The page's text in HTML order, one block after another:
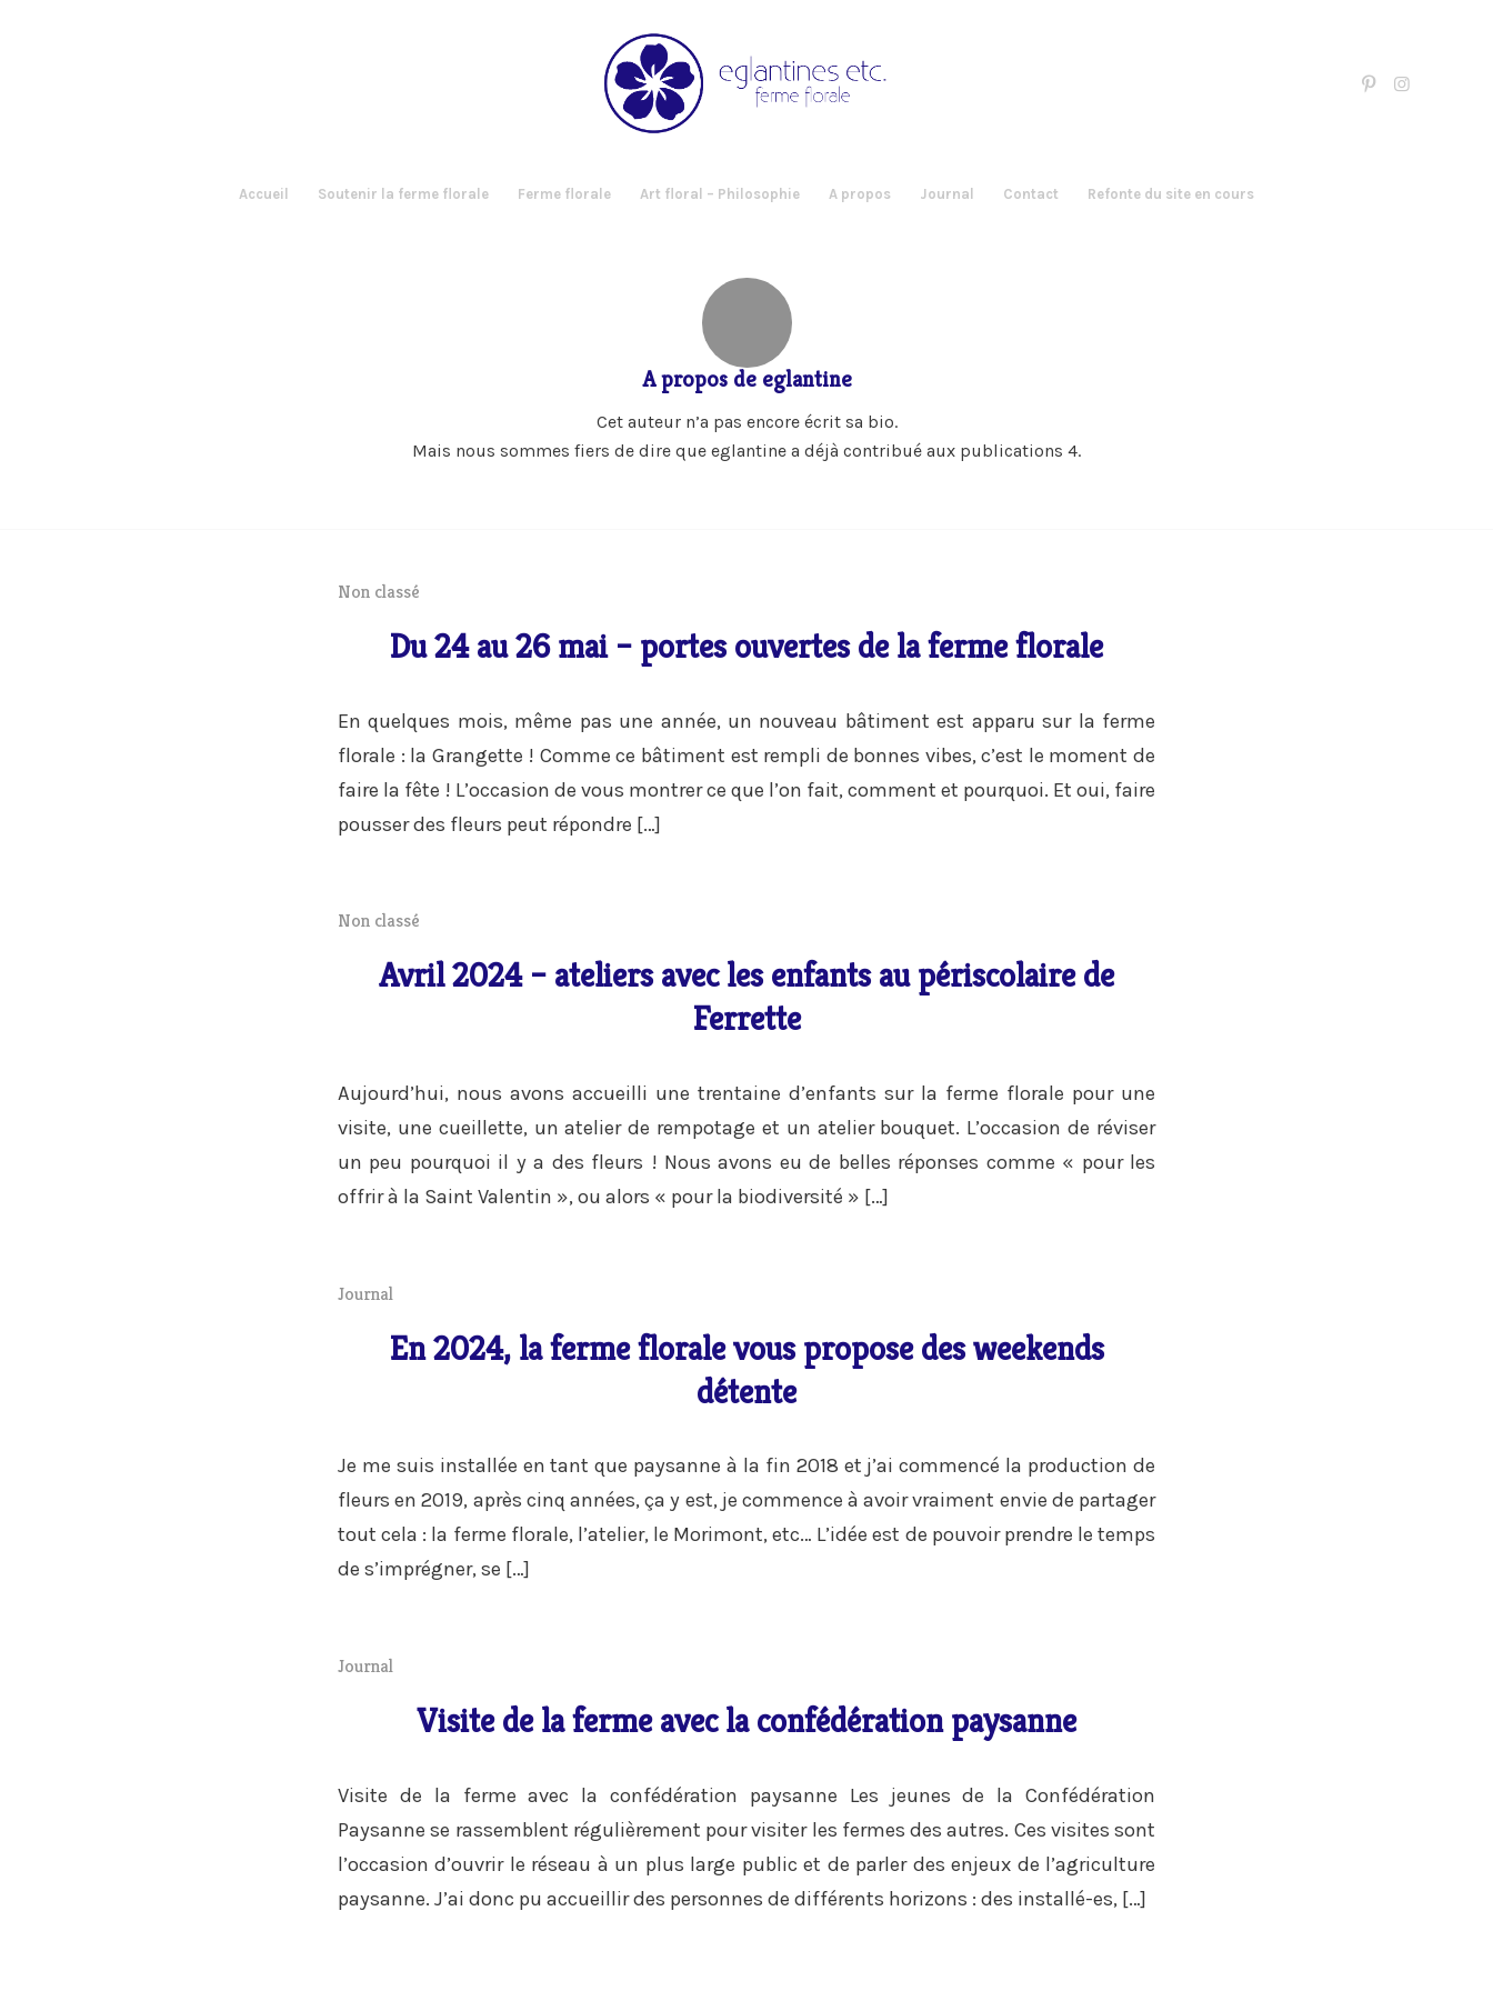
Accueil Soutenir la ferme florale Ferme florale Art floral – Philosophie A propos Journal Contact Refonte du site en cours
A propos de eglantine
Cet auteur n’a pas encore écrit sa bio.
Mais nous sommes fiers de dire que eglantine a déjà contribué aux publications 4.
Non classé
Du 24 au 26 mai – portes ouvertes de la ferme florale
En quelques mois, même pas une année, un nouveau bâtiment est apparu sur la ferme
florale : la Grangette ! Comme ce bâtiment est rempli de bonnes vibes, c’est le moment de
faire la fête ! L’occasion de vous montrer ce que l’on fait, comment et pourquoi. Et oui, faire
pousser des fleurs peut répondre […]
Non classé
Avril 2024 – ateliers avec les enfants au périscolaire de
Ferrette
Aujourd’hui, nous avons accueilli une trentaine d’enfants sur la ferme florale pour une
visite, une cueillette, un atelier de rempotage et un atelier bouquet. L’occasion de réviser
un peu pourquoi il y a des fleurs ! Nous avons eu de belles réponses comme « pour les
offrir à la Saint Valentin », ou alors « pour la biodiversité » […]
Journal
En 2024, la ferme florale vous propose des weekends
détente
Je me suis installée en tant que paysanne à la fin 2018 et j’ai commencé la production de
fleurs en 2019, après cinq années, ça y est, je commence à avoir vraiment envie de partager
tout cela : la ferme florale, l’atelier, le Morimont, etc… L’idée est de pouvoir prendre le temps
de s’imprégner, se […]
Journal
Visite de la ferme avec la confédération paysanne
Visite de la ferme avec la confédération paysanne Les jeunes de la Confédération
Paysanne se rassemblent régulièrement pour visiter les fermes des autres. Ces visites sont
l’occasion d’ouvrir le réseau à un plus large public et de parler des enjeux de l’agriculture
paysanne. J’ai donc pu accueillir des personnes de différents horizons : des installé-es, […]